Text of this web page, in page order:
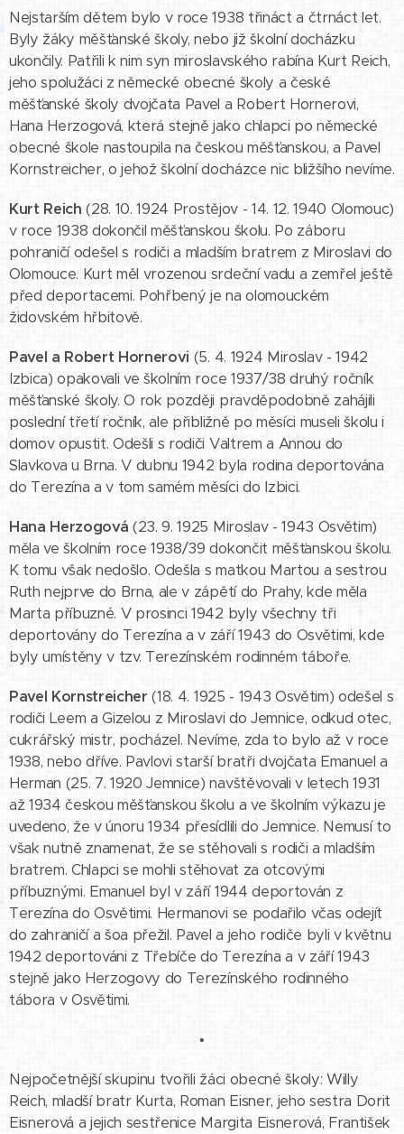
Nejstarším dětem bylo v roce 1938 třináct a čtrnáct let.
Byly žáky měšťanské školy, nebo již školní docházku
ukončily. Patřili k nim syn miroslavského rabína Kurt Reich,
jeho spolužáci z německé obecné školy a české
měšťanské školy dvojčata Pavel a Robert Hornerovi,
Hana Herzogová, která stejně jako chlapci po německé
obecné škole nastoupila na českou měšťanskou, a Pavel
Kornstreicher, o jehož školní docházce nic bližšího nevíme.
Kurt Reich (28. 10. 1924 Prostějov - 14. 12. 1940 Olomouc)
v roce 1938 dokončil měšťanskou školu. Po záboru
pohraničí odešel s rodiči a mladším bratrem z Miroslavi do
Olomouce. Kurt měl vrozenou srdeční vadu a zemřel ještě
před deportacemi. Pohřbený je na olomouckém
židovském hřbitově.
Pavel a Robert Hornerovi (5. 4. 1924 Miroslav - 1942
Izbica) opakovali ve školním roce 1937/38 druhý ročník
měšťanské školy. O rok později pravděpodobně zahájili
poslední třetí ročník, ale přibližně po měsíci museli školu i
domov opustit. Odešli s rodiči Valtrem a Annou do
Slavkova u Brna. V dubnu 1942 byla rodina deportována
do Terezína a v tom samém měsíci do Izbici.
Hana Herzogová (23. 9. 1925 Miroslav - 1943 Osvětim)
měla ve školním roce 1938/39 dokončit měšťanskou školu.
K tomu však nedošlo. Odešla s matkou Martou a sestrou
Ruth nejprve do Brna, ale v zápětí do Prahy, kde měla
Marta příbuzné. V prosinci 1942 byly všechny tři
deportovány do Terezína a v září 1943 do Osvětimi, kde
byly umístěny v tzv. Terezínském rodinném táboře.
Pavel Kornstreicher (18. 4. 1925 - 1943 Osvětim) odešel s
rodiči Leem a Gizelou z Miroslavi do Jemnice, odkud otec,
cukrářský mistr, pocházel. Nevíme, zda to bylo až v roce
1938, nebo dříve. Pavlovi starší bratři dvojčata Emanuel a
Herman (25. 7. 1920 Jemnice) navštěvovali v letech 1931
až 1934 českou měšťanskou školu a ve školním výkazu je
uvedeno, že v únoru 1934 přesídlili do Jemnice. Nemusí to
však nutně znamenat, že se stěhovali s rodiči a mladším
bratrem. Chlapci se mohli stěhovat za otcovými
příbuznými. Emanuel byl v září 1944 deportován z
Terezína do Osvětimi. Hermanovi se podařilo včas odejít
do zahraničí a šoa přežil. Pavel a jeho rodiče byli v květnu
1942 deportováni z Třebíče do Terezína a v září 1943
stejně jako Herzogovy do Terezínského rodinného
tábora v Osvětimi.
•
Nejpočetnější skupinu tvořili žáci obecné školy: Willy
Reich, mladší bratr Kurta, Roman Eisner, jeho sestra Dorit
Eisnerová a jejich sestřenice Margita Eisnerová, František